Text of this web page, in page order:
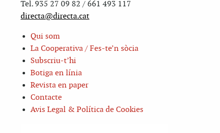
Tel. 935 27 09 82 / 661 493 117
directa@directa.cat
Qui som
La Cooperativa / Fes-te’n sòcia
Subscriu-t’hi
Botiga en línia
Revista en paper
Contacte
Avis Legal & Política de Cookies